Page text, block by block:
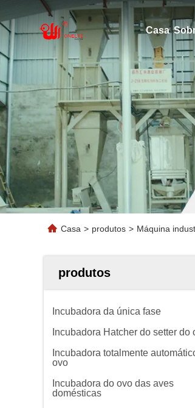
Casa
Casa > produtos > Máquina
produtos
Incubadora da única fase
Incubadora Hatcher do setter do
Incubadora totalmente
ovo
Incubadora do ovo das aves
domésticas